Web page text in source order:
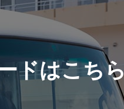
ドはこちら